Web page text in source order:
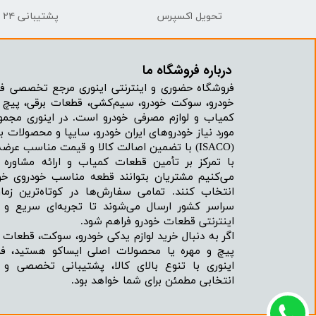
فروشگاه حضوری و اینترنتی اینوری مرجع تخصصی
خودرو، سوکت خودرو، سیم‌کشی، قطعات برقی، پیچ
کمیاب و لوازم مصرفی خودرو است. در اینوری
مورد نیاز خودروهای ایران خودرو، سایپا و محصولات
(ISACO) با تضمین اصالت کالا و قیمت مناسب عرضه می‌شود.
با تمرکز بر تأمین قطعات کمیاب و ارائه
می‌کنیم مشتریان بتوانند قطعه مناسب خودروی
انتخاب کنند. تمامی سفارش‌ها در کوتاه‌ترین
سراسر کشور ارسال می‌شوند تا تجربه‌ای سریع
اینترنتی قطعات خودرو فراهم شود.
اگر به دنبال خرید لوازم یدکی خودرو، سوکت،
پیچ و مهره یا محصولات اصلی ایساکو هستید،
اینوری با تنوع بالای کالا، پشتیبانی تخصصی
انتخابی مطمئن برای شما خواهد بود.
درباره فروشگاه ما​​​​​​​
تحویل اکسپرس پشتیبانی ۲۴ ساعته